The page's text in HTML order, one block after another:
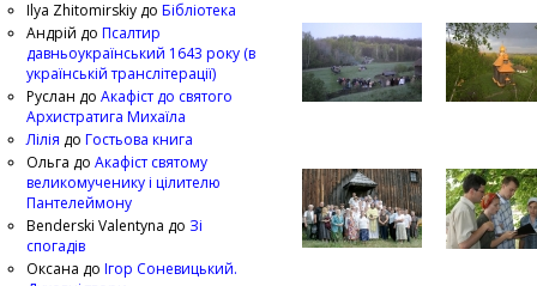
Ilya Zhitomirskiy до Бібліотека
Андрій до Псалтир
давньоукраїнський 1643 року (в
українській транслітерації)
Руслан до Акафіст до святого
Архистратига Михаїла
Лілія до Гостьова книга
Ольга до Акафіст святому
великомученику і цілителю
Пантелеймону
Benderski Valentyna до Зі
спогадів
Оксана до Ігор Соневицький.